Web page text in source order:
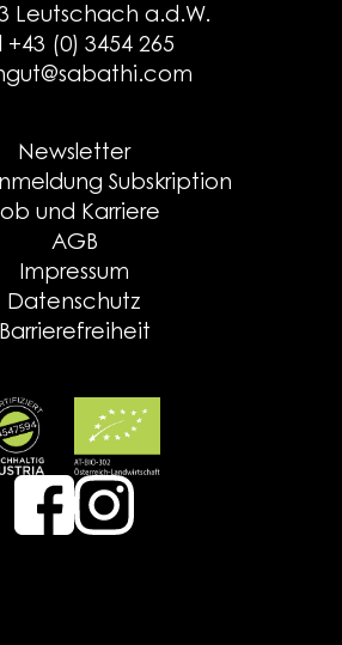
Leutschach a.d.W.
+43 (0) 3454 265
Newsletter
Subskription
und Karriere
AGB
Impressum
Datenschutz
Barrierefreiheit